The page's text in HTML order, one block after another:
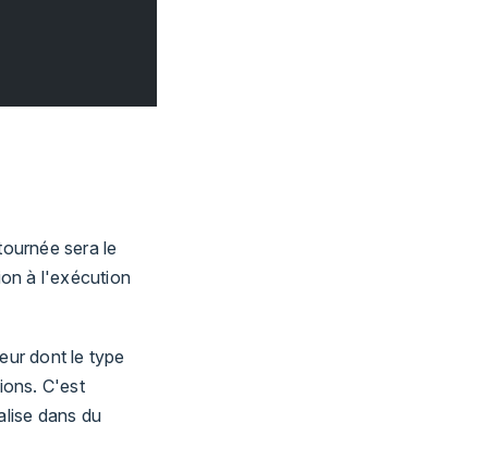
sera le
à l'exécution
dont le type
C'est
dans du